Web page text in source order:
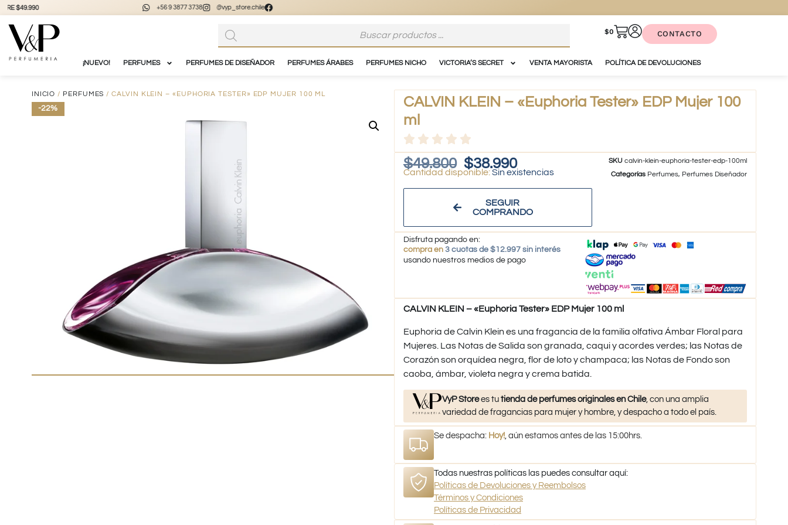
+56 9 3877 3738 vypstore.cl
$0 CONTACTO
¡NUEVO! PERFUMES PERFUMES DE DISEÑADOR PERFUMES ÁRABES PERFUMES NICHO VICTORIA’S SECRET VENTA MAYORISTA POLÍTICA DE DEVOLUCIONES
INICIO / PERFUMES / CALVIN KLEIN – «EUPHORIA TESTER» EDP MUJER 100 ML
-22%
CALVIN KLEIN – «Euphoria Tester» EDP Mujer 100
ml
$49.800 $38.990
Sin existencias
SEGUIR
COMPRANDO
SKUcalvin-klein-euphoria-tester-edp-100ml
Categorías Perfumes, Perfumes Diseñador
Disfruta pagando en:
compra en 3 cuotas de $12.997 sin interés
usando nuestros medios de pago
CALVIN KLEIN – «Euphoria Tester» EDP Mujer 100 ml
Euphoria de Calvin Klein es una fragancia de la familia olfativa Ámbar Floral para
Mujeres. Las Notas de Salida son granada, caqui y acordes verdes; las Notas de
Corazón son orquídea negra, flor de loto y champaca; las Notas de Fondo son
caoba, ámbar, violeta negra y crema batida.
VyP Storees tutienda de perfumes originales en Chile, con una amplia
variedad de fragancias para mujer y hombre, y despacho a todo el país.
Se despacha: Hoy! , aún estamos antes de las 15:00hrs.
Todas nuestras políticas las puedes consultar aquí:
Políticas de Devoluciones y Reembolsos
Términos y Condiciones
Políticas de Privacidad